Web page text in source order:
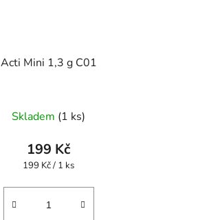
Acti Mini 1,3 g C01
Skladem (1 ks)
199 Kč
Měrná
199 Kč / 1 ks